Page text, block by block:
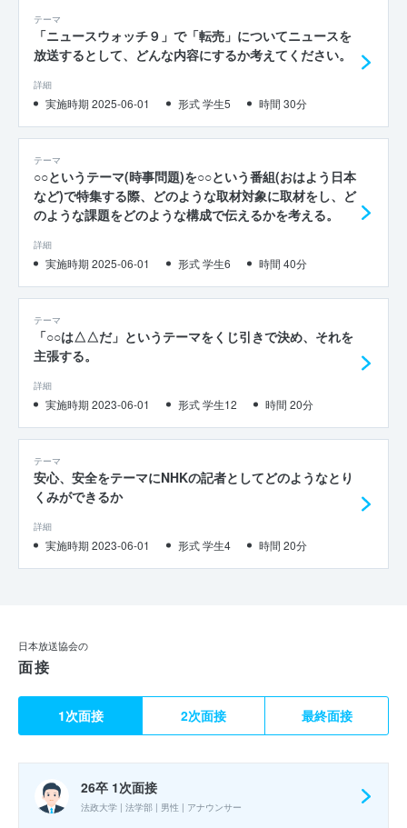
テーマ
「ニュースウォッチ９」で「転売」についてニュースを
放送するとして、どんな内容にするか考えてください。
詳細
実施時期 2025-06-01 形式 学生5 時間 30分
テーマ
○○というテーマ(時事問題)を○○という番組(おはよう日本
など)で特集する際、どのような取材対象に取材をし、ど
のような課題をどのような構成で伝えるかを考える。
詳細
実施時期 2025-06-01 形式 学生6 時間 40分
テーマ
「○○は△△だ」というテーマをくじ引きで決め、それを
主張する。
詳細
実施時期 2023-06-01 形式 学生12 時間 20分
テーマ
安心、安全をテーマにNHKの記者としてどのようなとり
くみができるか
詳細
実施時期 2023-06-01 形式 学生4 時間 20分
日本放送協会の
面接
1次面接 2次面接 最終面接
26卒 1次面接
法政大学 | 法学部 | 男性 | アナウンサー